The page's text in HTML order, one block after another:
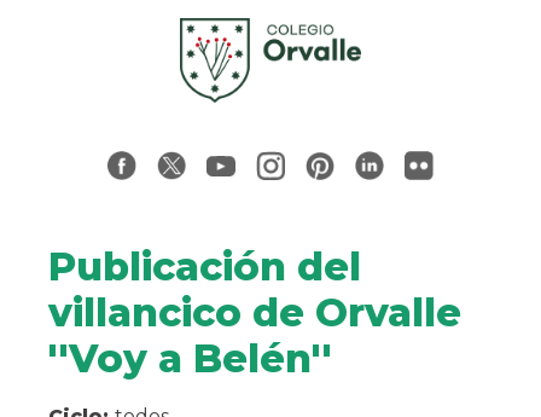
Publicación del
villancico de Orvalle
''Voy a Belén''